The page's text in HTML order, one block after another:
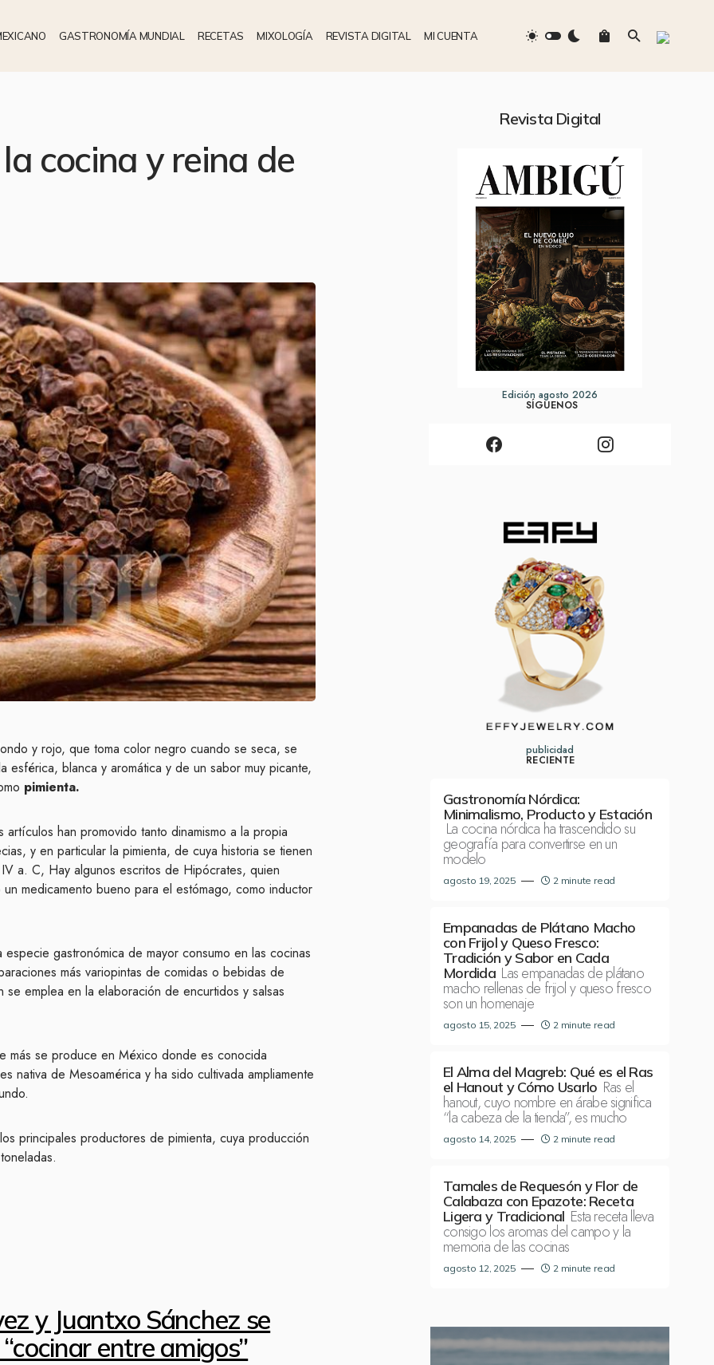
GASTRONOMÍA MUNDIAL RECETAS MIXOLOGÍA REVISTA DIGITAL MI CUENTA
cocina y reina de
y rojo, que toma color negro cuando se seca, se
esférica, blanca y aromática y de un sabor muy picante,
pimienta.
han promovido tanto dinamismo a la propia
y en particular la pimienta, de cuya historia se tienen
a. C, Hay algunos escritos de Hipócrates, quien
medicamento bueno para el estómago, como inductor
gastronómica de mayor consumo en las cocinas
más variopintas de comidas o bebidas de
se emplea en la elaboración de encurtidos y salsas
más se produce en México donde es conocida
nativa de Mesoamérica y ha sido cultivada ampliamente
principales productores de pimienta, cuya producción
y Juantxo Sánchez se
entre amigos”
Revista Digital
Edición agosto 2026
SÍGUENOS
publicidad
RECIENTE
Gastronomía Nórdica:
Minimalismo, Producto y Estación
La cocina nórdica ha trascendido su
geografía para convertirse en un
modelo
agosto 19, 2025 2 minute read
Empanadas de Plátano Macho
con Frijol y Queso Fresco:
Tradición y Sabor en Cada
Mordida Las empanadas de plátano
macho rellenas de frijol y queso fresco
son un homenaje
agosto 15, 2025 2 minute read
El Alma del Magreb: Qué es el Ras
el Hanout y Cómo Usarlo Ras el
hanout, cuyo nombre en árabe significa
“la cabeza de la tienda”, es mucho
agosto 14, 2025 2 minute read
Tamales de Requesón y Flor de
Calabaza con Epazote: Receta
Ligera y Tradicional Esta receta lleva
consigo los aromas del campo y la
memoria de las cocinas
agosto 12, 2025 2 minute read